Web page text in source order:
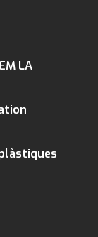
LA